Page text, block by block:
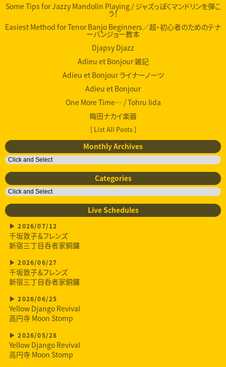
Some Tips for Jazzy Mandolin Playing / ジャズっぽくマンドリンを弾こ
う！
Easiest Method for Tenor Banjo Beginners／超・初心者のためのテナ
ーバンジョー教本
Djapsy Djazz
Adieu et Bonjour 雑記
Adieu et Bonjour ライナーノーツ
Adieu et Bonjour
One More Time… / Tohru Iida
梅田ナカイ楽器
[ List All Posts ]
Monthly Archives
Categories
Live Schedules
2026/07/12
千坂敦子＆フレンズ
新宿三丁目呑者家銅鑼
2026/06/27
千坂敦子＆フレンズ
新宿三丁目呑者家銅鑼
2026/06/25
Yellow Django Revival
高円寺 Moon Stomp
2026/05/28
Yellow Django Revival
高円寺 Moon Stomp